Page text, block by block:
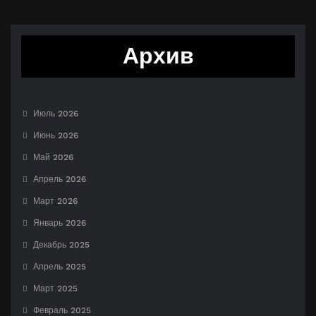
Архив
Июль 2026
Июнь 2026
Май 2026
Апрель 2026
Март 2026
Январь 2026
Декабрь 2025
Апрель 2025
Март 2025
Февраль 2025